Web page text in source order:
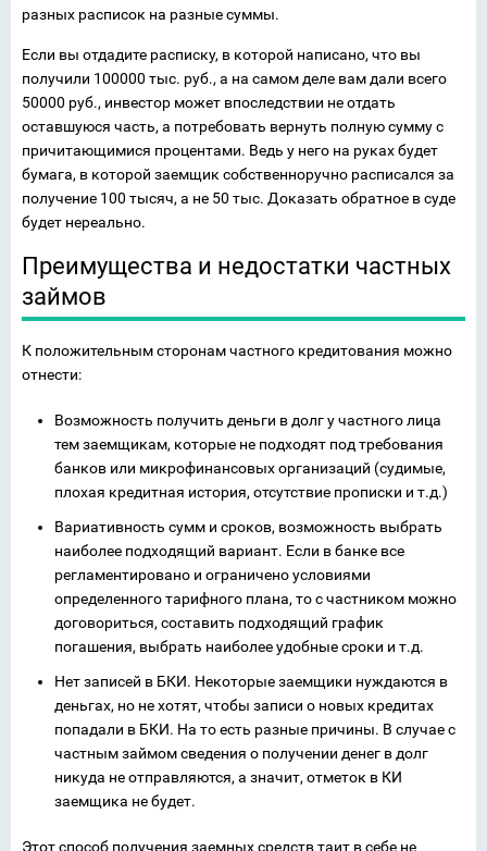
разных расписок на разные суммы.
Если вы отдадите расписку, в которой написано, что вы
получили 100000 тыс. руб., а на самом деле вам дали всего
50000 руб., инвестор может впоследствии не отдать
оставшуюся часть, а потребовать вернуть полную сумму с
причитающимися процентами. Ведь у него на руках будет
бумага, в которой заемщик собственноручно расписался за
получение 100 тысяч, а не 50 тыс. Доказать обратное в суде
будет нереально.
Преимущества и недостатки частных
займов
К положительным сторонам частного кредитования можно
отнести:
Возможность получить деньги в долг у частного лица
тем заемщикам, которые не подходят под требования
банков или микрофинансовых организаций (судимые,
плохая кредитная история, отсутствие прописки и т.д.)
Вариативность сумм и сроков, возможность выбрать
наиболее подходящий вариант. Если в банке все
регламентировано и ограничено условиями
определенного тарифного плана, то с частником можно
договориться, составить подходящий график
погашения, выбрать наиболее удобные сроки и т.д.
Нет записей в БКИ. Некоторые заемщики нуждаются в
деньгах, но не хотят, чтобы записи о новых кредитах
попадали в БКИ. На то есть разные причины. В случае с
частным займом сведения о получении денег в долг
никуда не отправляются, а значит, отметок в КИ
заемщика не будет.
Этот способ получения заемных средств таит в себе не